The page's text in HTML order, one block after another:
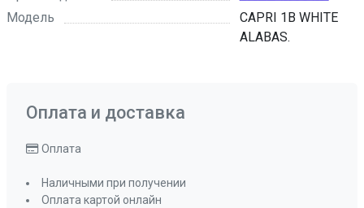
Модель
CAPRI 1B WHITE
ALABAS.
Оплата и доставка
Оплата
Наличными при получении
Оплата картой онлайн